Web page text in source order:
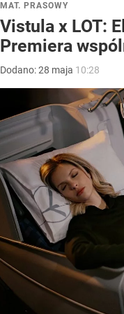
MAT. PRASOWY
Vistula x LOT:
Premiera
Dodano:28 maja 10:28